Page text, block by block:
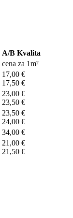
A/B Kvalita
cena za 1m²
17,00 €
17,50 €
23,00 €
23,50 €
23,50 €
24,00 €
34,00 €
21,00 €
21,50 €